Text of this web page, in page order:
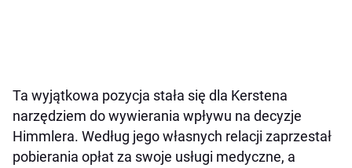
Ta wyjątkowa pozycja stała się dla Kerstena
narzędziem do wywierania wpływu na decyzje
Himmlera. Według jego własnych relacji zaprzestał
pobierania opłat za swoje usługi medyczne, a